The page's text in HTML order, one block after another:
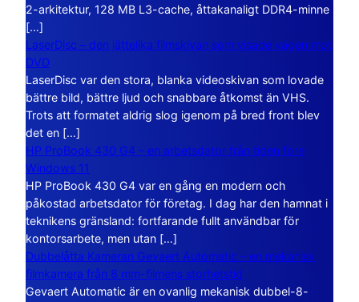
2-arkitektur, 128 MB L3-cache, åttakanaligt DDR4-minne
[…]
LaserDisc – den jättelika filmskivan som visade vägen mot
DVD
LaserDisc var den stora, blanka videoskivan som lovade
bättre bild, bättre ljud och snabbare åtkomst än VHS.
Trots att formatet aldrig slog igenom på bred front blev
det en […]
HP ProBook 430 G4 – en arbetsdator från tiden före
Windows 11
HP ProBook 430 G4 var en gång en modern och
påkostad arbetsdator för företag. I dag har den hamnat i
teknikens gränsland: fortfarande fullt användbar för
kontorsarbete, men utan […]
Dubbelåtta Kameran Gevaert Automatic – en mekanisk
filmkamera från 8 mm-filmens storhetstid
Gevaert Automatic är en ovanlig mekanisk dubbel-8-